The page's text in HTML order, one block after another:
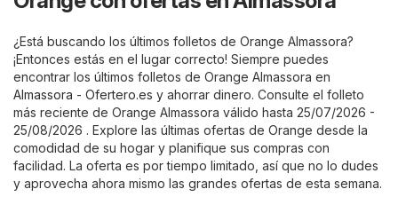
¿Está buscando los últimos folletos de Orange Almassora?
¡Entonces estás en el lugar correcto! Siempre puedes
encontrar los últimos folletos de Orange Almassora en
Almassora - Ofertero.es y ahorrar dinero. Consulte el folleto
más reciente de Orange Almassora válido hasta 25/07/2026 -
25/08/2026 . Explore las últimas ofertas de Orange desde la
comodidad de su hogar y planifique sus compras con
facilidad. La oferta es por tiempo limitado, así que no lo dudes
y aprovecha ahora mismo las grandes ofertas de esta semana.